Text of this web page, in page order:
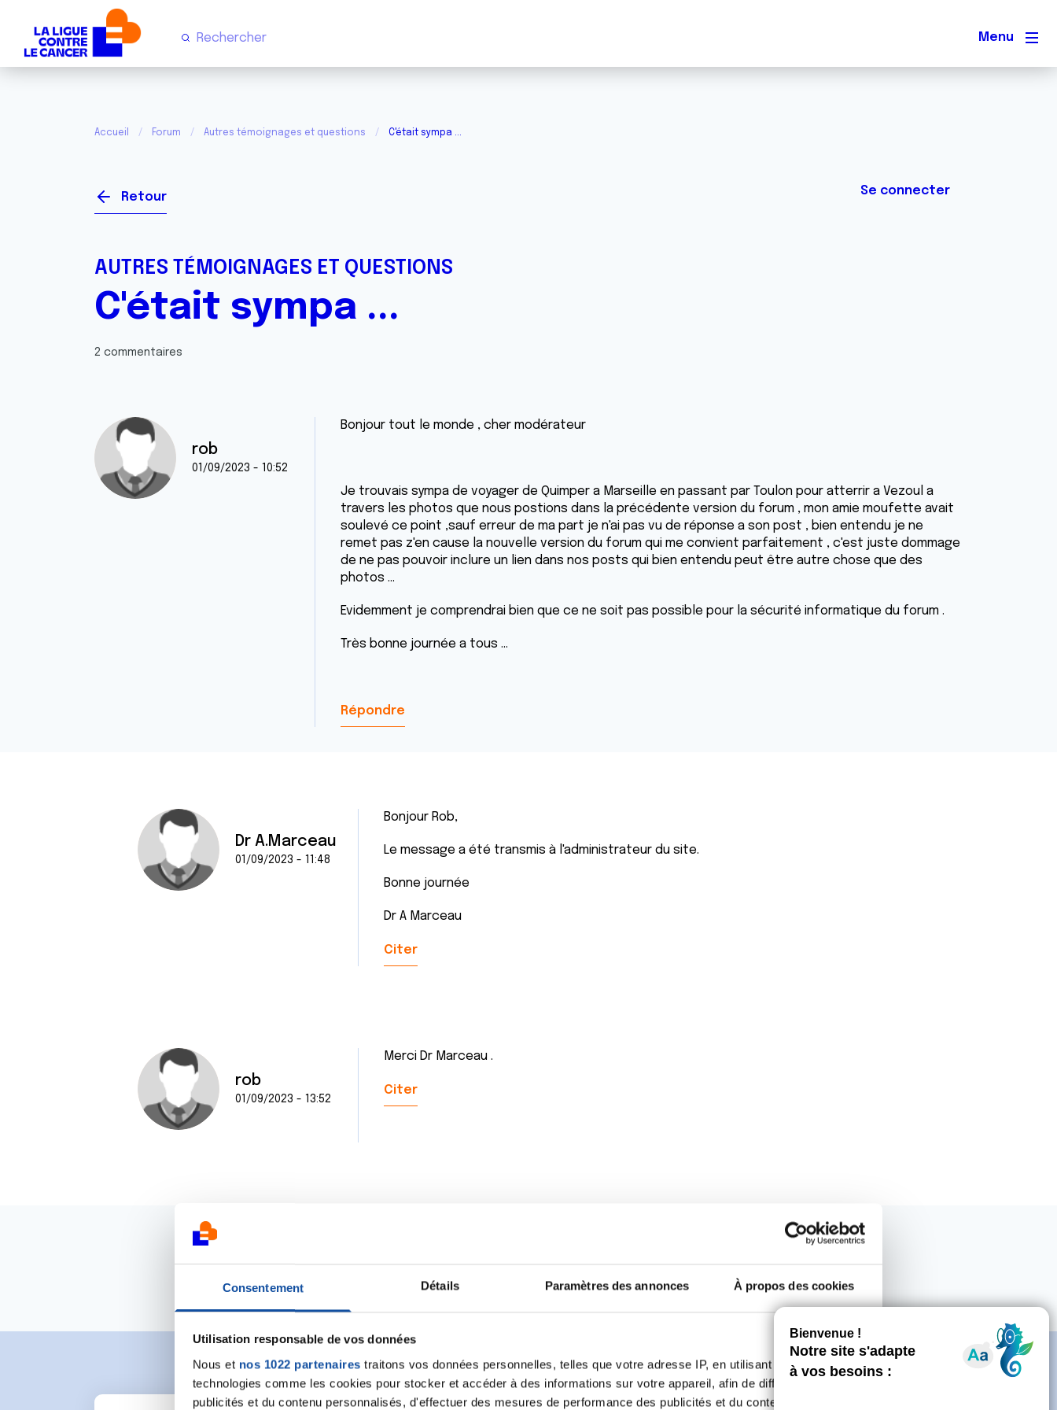
Consentement Détails Paramètres des annonces À propos des cookies
Utilisation responsable de vos données
Nous et nos 1022 partenaires traitons vos données personnelles, telles que votre adresse IP, en utilisant des
technologies comme les cookies pour stocker et accéder à des informations sur votre appareil, afin de diffuser des
publicités et du contenu personnalisés, d'effectuer des mesures de performance des publicités et du contenu, ainsi que de
Menu
Accueil Forum Autres témoignages et questions C'était sympa ...
Retour Se connecter
AUTRES TÉMOIGNAGES ET QUESTIONS
C'était sympa ...
2 commentaires
rob
01/09/2023 - 10:52
Bonjour tout le monde , cher modérateur
Je trouvais sympa de voyager de Quimper a Marseille en passant par Toulon pour atterrir a Vezoul a
travers les photos que nous postions dans la précédente version du forum , mon amie moufette avait
soulevé ce point ,sauf erreur de ma part je n'ai pas vu de réponse a son post , bien entendu je ne
remet pas z'en cause la nouvelle version du forum qui me convient parfaitement , c'est juste dommage
de ne pas pouvoir inclure un lien dans nos posts qui bien entendu peut être autre chose que des
photos ...
Evidemment je comprendrai bien que ce ne soit pas possible pour la sécurité informatique du forum .
Très bonne journée a tous ...
Répondre
Dr A.Marceau
01/09/2023 - 11:48
Bonjour Rob,
Le message a été transmis à l'administrateur du site.
Bonne journée
Dr A Marceau
Citer
rob
01/09/2023 - 13:52
Merci Dr Marceau .
Citer